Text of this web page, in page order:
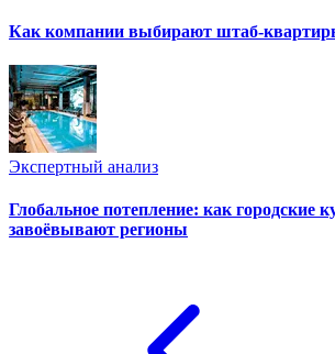
Как компании выбирают штаб-
Экспертный анализ
Глобальное потепление: как городские
завоёвывают регионы